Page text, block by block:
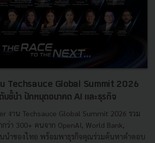
น Techsauce Global Summit 2026
ชั้นำ ปักหมุดอนาคต AI และธุรกิจ
งาน Techsauce Global Summit 2026 รวม
ว่า 300+ คนจาก OpenAI, World Bank,
นำของไทย พร้อมพาธุรกิจคุณร่วมค้นหาคำตอบ